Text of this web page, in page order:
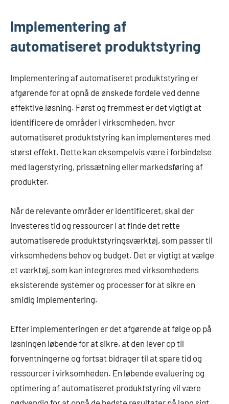
Implementering af
automatiseret produktstyring
Implementering af automatiseret produktstyring er
afgørende for at opnå de ønskede fordele ved denne
effektive løsning. Først og fremmest er det vigtigt at
identificere de områder i virksomheden, hvor
automatiseret produktstyring kan implementeres med
størst effekt. Dette kan eksempelvis være i forbindelse
med lagerstyring, prissætning eller markedsføring af
produkter.
Når de relevante områder er identificeret, skal der
investeres tid og ressourcer i at finde det rette
automatiserede produktstyringsværktøj, som passer til
virksomhedens behov og budget. Det er vigtigt at vælge
et værktøj, som kan integreres med virksomhedens
eksisterende systemer og processer for at sikre en
smidig implementering.
Efter implementeringen er det afgørende at følge op på
løsningen løbende for at sikre, at den lever op til
forventningerne og fortsat bidrager til at spare tid og
ressourcer i virksomheden. En løbende evaluering og
optimering af automatiseret produktstyring vil være